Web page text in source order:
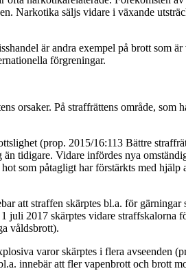
Narkotika säljs vidare i växande
är andra exempel på brott som
förgreningar.
orsaker. På straffrättens område, som
(prop. 2015/16:113 Bättre
tidigare. Vidare infördes nya
som påtagligt har förstärkts med hjälp
att straffen skärptes bl.a. för gärningar
juli 2017 skärptes vidare straffskalorna
våldsbrott).
varor skärptes i flera avseenden
innebär att fler vapenbrott och brott